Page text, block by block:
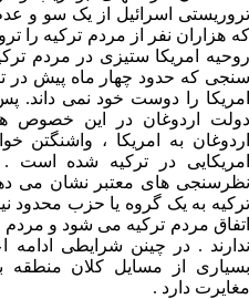
تروریستی اسرائیل از یک سو و
که هزاران نفر از مردم ترکیه
روحیه امریکا ستیزی در مردم
سنجی که حدود چهار ماه پیش در
امریکا را دوست خود نمی داند.
دولت اردوغان در این خصوص
اردوغان به امریکا ، واشنگتن
امریکایی در ترکیه شده است
نظرسنجی های معتبر نشان می
ترکیه به یک گروه یا حزب محدود
اتفاق مردم ترکیه می شود و مردم
ندارند . در چینن شرایطی ادامه
بسیاری از مسایل کلان منطقه
مغایرت دارد .